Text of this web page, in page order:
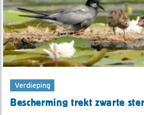
Verdieping
Bescherming trekt zwarte